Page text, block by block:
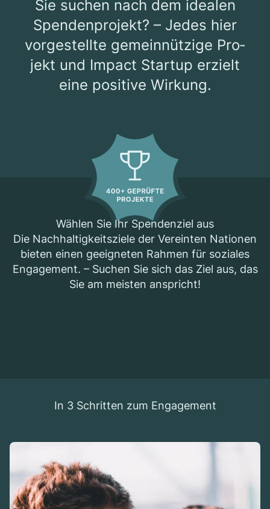
Sie suchen nach dem idea­len
Spen­den­pro­jekt? – Jedes hier
vor­ge­stellte gemein­nüt­zige Pro­
jekt und Impact Startup erzielt
eine posi­tive Wir­kung.
Wäh­len Sie Ihr Spen­den­ziel aus
Die Nach­hal­tig­keits­ziele der Ver­ein­ten Natio­nen
bie­ten einen geeig­ne­ten Rah­men für sozia­les
Enga­ge­ment. – Suchen Sie sich das Ziel aus, das
Sie am meis­ten anspricht!
In 3 Schrit­ten zum Enga­ge­ment